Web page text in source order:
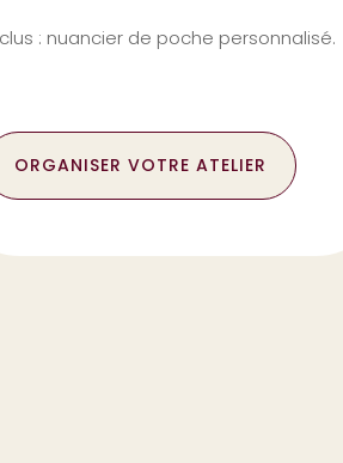
: nuancier de poche personnalisé.
ORGANISER VOTRE ATELIER